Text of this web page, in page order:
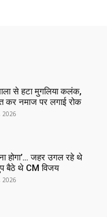
से हटा मुगलिया कलंक,
कर नमाज पर लगाई रोक
2026
होगा’… जहर उगल रहे थे
बैठे थे CM विजय
2026